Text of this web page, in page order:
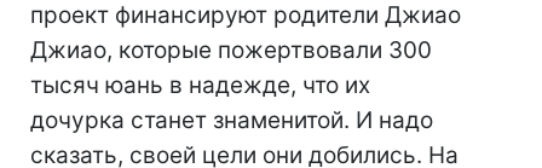
проект финансируют родители Джиао
Джиао, которые пожертвовали 300
тысяч юань в надежде, что их
дочурка станет знаменитой. И надо
сказать, своей цели они добились. На